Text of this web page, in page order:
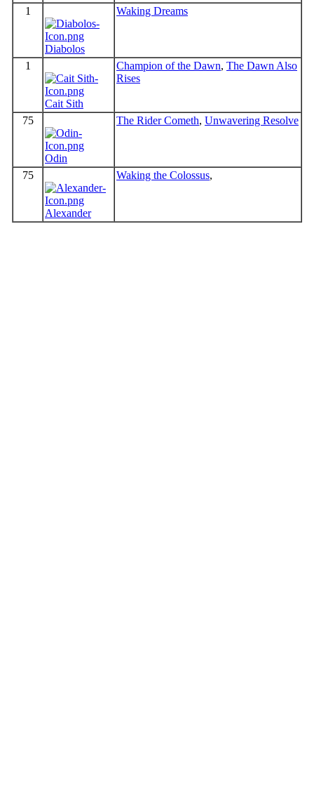
1
Diabolos
Waking Dreams
1
Cait Sith
Champion of the Dawn, The Dawn Also
Rises
75
Odin
The Rider Cometh, Unwavering Resolve
75
Alexander
Waking the Colossus,